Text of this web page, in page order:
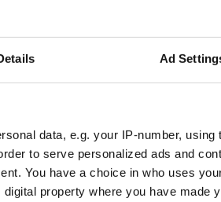
Ad
data, e.g. your IP-number,
to serve personalized ads and
You have a choice in who uses
property where you have made
hårdare
i Almedalen via sin
Ebba Busch tal.